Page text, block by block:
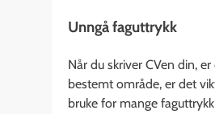
Unngå faguttrykk
Når du skriver CVen din,
bestemt område, er det
bruke for mange